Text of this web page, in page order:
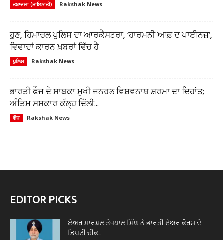
ਤਬਾਦਲਾ (ਤਾਇਨਾਤੀ) Rakshak News
ਹੁਣ, ਹਿਮਾਚਲ ਪੁਲਿਸ ਦਾ ਆਰਕੈਸਟਰਾ, ‘ਹਾਰਮਨੀ ਆਫ਼ ਦ ਪਾਈਨਜ਼’,
ਵਿਵਾਦਾਂ ਕਾਰਨ ਖ਼ਬਰਾਂ ਵਿੱਚ ਹੈ
ਪੁਲਿਸ Rakshak News
ਭਾਰਤੀ ਫੌਜ ਦੇ ਸਾਬਕਾ ਮੁਖੀ ਜਨਰਲ ਵਿਸ਼ਵਨਾਥ ਸ਼ਰਮਾ ਦਾ ਦਿਹਾਂਤ;
ਅੰਤਿਮ ਸਸਕਾਰ ਕੱਲ੍ਹ ਦਿੱਲੀ...
ਫੌਜ Rakshak News
EDITOR PICKS
ਏਅਰ ਮਾਰਸ਼ਲ ਤੇਜਪਾਲ ਸਿੰਘ ਨੇ ਭਾਰਤੀ ਏਅਰ ਫੋਰਸ ਦੇ
ਡਿਪਟੀ ਚੀਫ਼...